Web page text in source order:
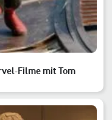
Filme mit Tom